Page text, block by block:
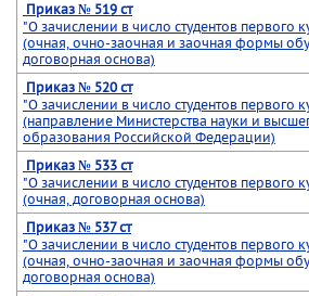
Приказ № 519 ст
"О зачислении в число студентов первого
(очная, очно-заочная и заочная формы
договорная основа)
Приказ № 520 ст
"О зачислении в число студентов первого
(направление Министерства науки и
образования Российской Федерации)
Приказ № 533 ст
"О зачислении в число студентов первого
(очная, договорная основа)
Приказ № 537 ст
"О зачислении в число студентов первого
(очная, очно-заочная и заочная формы
договорная основа)